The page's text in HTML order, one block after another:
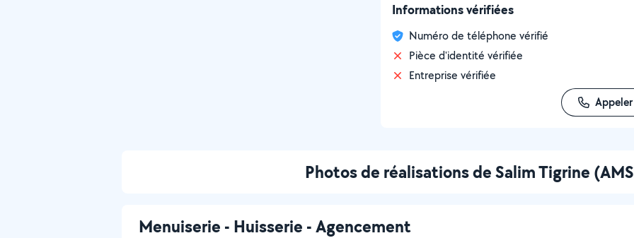
Informations vérifiées
Numéro de téléphone vérifié
Pièce d'identité vérifiée
Entreprise vérifiée
Appeler
Photos de réalisations de Salim Tigrine
Menuiserie - Huisserie - Agencement